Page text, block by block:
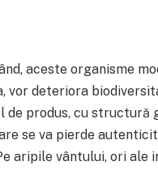
aceste organisme
vor deteriora
de produs, cu structură
se va pierde
aripile vântului, ori ale